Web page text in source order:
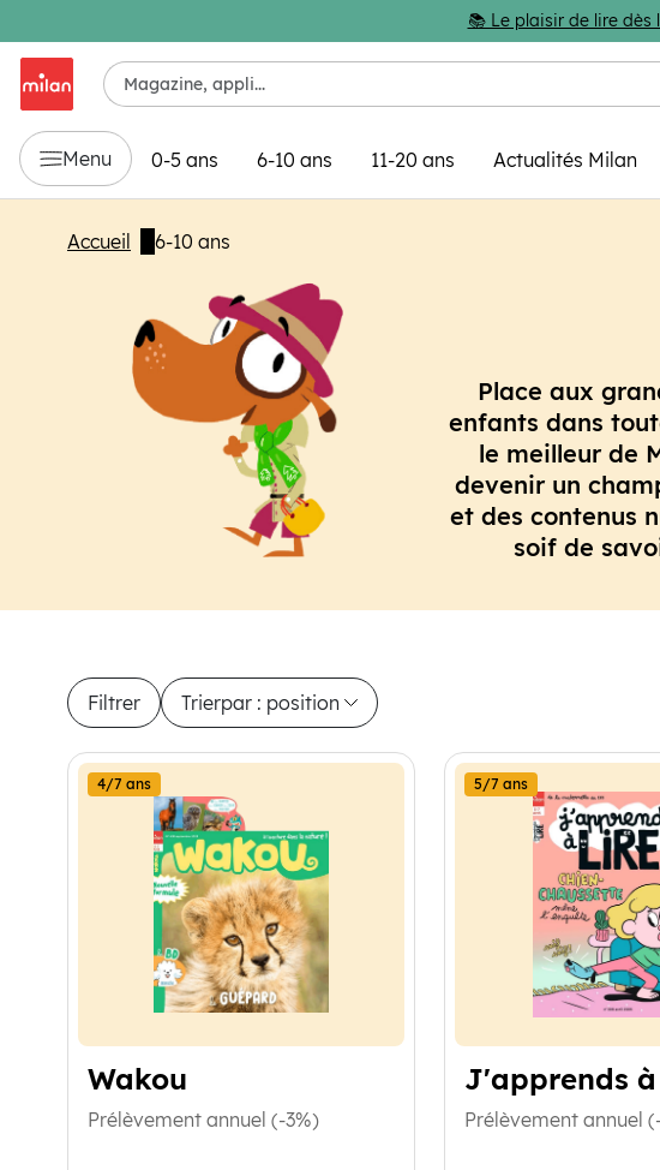
📚 Le plaisir de lire dès
Menu 0-5 ans 6-10 ans 11-20 ans Actualités Milan
Accueil 6-10 ans
Place aux
enfants dans
le meilleur de
devenir un
et des contenus
soif de
Filtrer Trierpar : position
16 produits disponibles
Wakou
4/7 ans
Prélèvement annuel (-3%)
J'apprends
5/7 ans
Prélèvement annuel